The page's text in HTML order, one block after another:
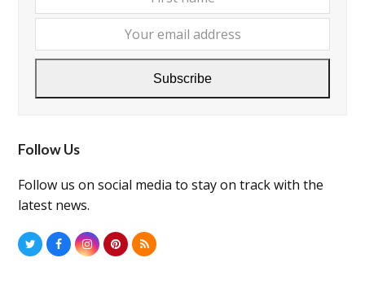
name
email
Subscribe
Follow Us
Follow us on social media to stay on track with the
latest news.
TwitterFacebookInstagramPinterest
RSS